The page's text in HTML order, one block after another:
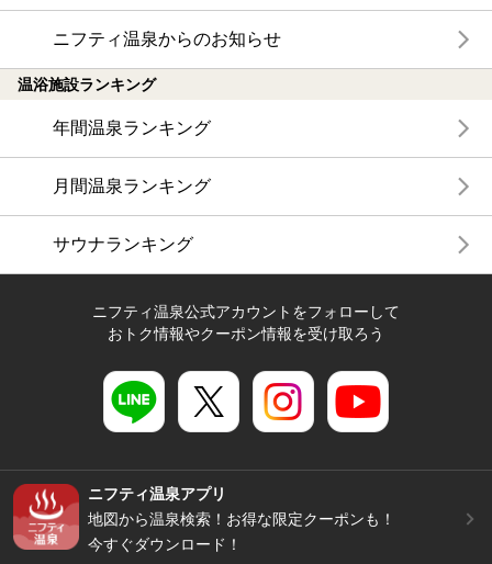
ニフティ温泉からのお知らせ
温浴施設ランキング
年間温泉ランキング
月間温泉ランキング
サウナランキング
ニフティ温泉公式アカウントをフォローして
おトク情報やクーポン情報を受け取ろう
ニフティ温泉アプリ
地図から温泉検索！お得な限定クーポンも！
今すぐダウンロード！